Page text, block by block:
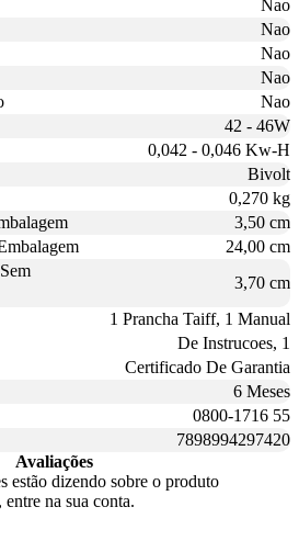
Nao
Nao
Nao
Nao
Nao
42 - 46W
0,042 - 0,046 Kw-H
Bivolt
0,270 kg
3,50 cm
24,00 cm
3,70 cm
1 Prancha Taiff, 1 Manual
De Instrucoes, 1
Certificado De Garantia
6 Meses
0800-1716 55
7898994297420
Avaliações
estão dizendo sobre o produto
na sua conta.